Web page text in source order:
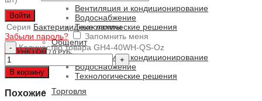
Войти
Забыли пароль? Запомнить меня
0ПУНКТОВ / 0 РУБ.
Вентиляция и кондиционирование
Водоснабжение
Технологические решения
Общепит
Вентиляция и кондиционирование
Водоснабжение
Технологические решения
Торговля
Серия Бактерицидные лампы
Количество товара GH4-40WH-QS-Oz
В корзину
Похожие